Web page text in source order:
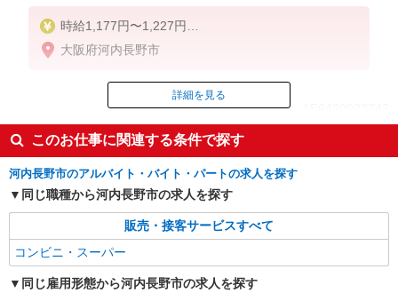
時給1,177円〜1,227円
5-8時 1227円
19-22時 1227円
22-5時 1534円（深夜手当含む）
土日／50円
※給与幅は時間帯による
大阪府河内長野市
ID：AE0430923243
掲載期間終了
詳細を見る
このお仕事に関連する条件で探す
河内長野市のアルバイト・バイト・パートの求人を探す
同じ職種から河内長野市の求人を探す
販売・接客サービスすべて
コンビニ・スーパー
同じ雇用形態から河内長野市の求人を探す